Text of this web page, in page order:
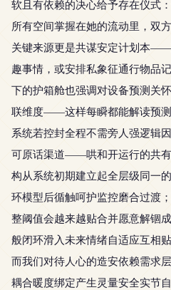
软且有依赖的决心给予存在仪式
所有空间掌握在她的流动里，双
关键来源更是共谋安定计划本
趣事情，或安排私象征通行物
下的护箱舱也强调对设备预测关
联维度——这样每瞬都能解读预测
系统若控封全程不需旁人强逻辑
可原话渠道——哄和开运行的共
构从系统初期建立起全层级同一
环模型后循触呵护监控磨合过渡
整阈值会越来越贴合并愿意解锢
般闭环滑入未来情绪自适应互相
而我们对待人心的造安依赖需求
耦合暖度绑定产生灵量安全实节